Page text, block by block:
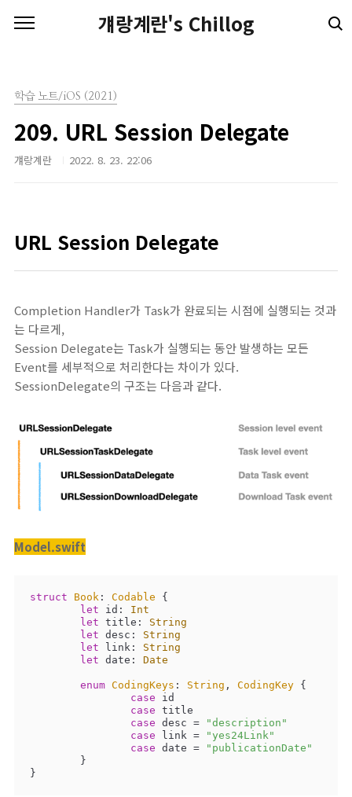
걔랑계란's Chillog
학습 노트/iOS (2021)
209. URL Session Delegate
걔랑계란 2022. 8. 23. 22:06
URL Session Delegate
Completion Handler가 Task가 완료되는 시점에 실행되는 것과
는 다르게,
Session Delegate는 Task가 실행되는 동안 발생하는 모든
Event를 세부적으로 처리한다는 차이가 있다.
SessionDelegate의 구조는 다음과 같다.
Model.swift
struct Book : Codable
{
let id: Int
let title: String
let desc: String
let link: String
let date: Date
enum CodingKeys : String , CodingKey {
case id
case title
case desc =
"description"
case link =
"yes24Link"
case date =
"publicationDate"
}